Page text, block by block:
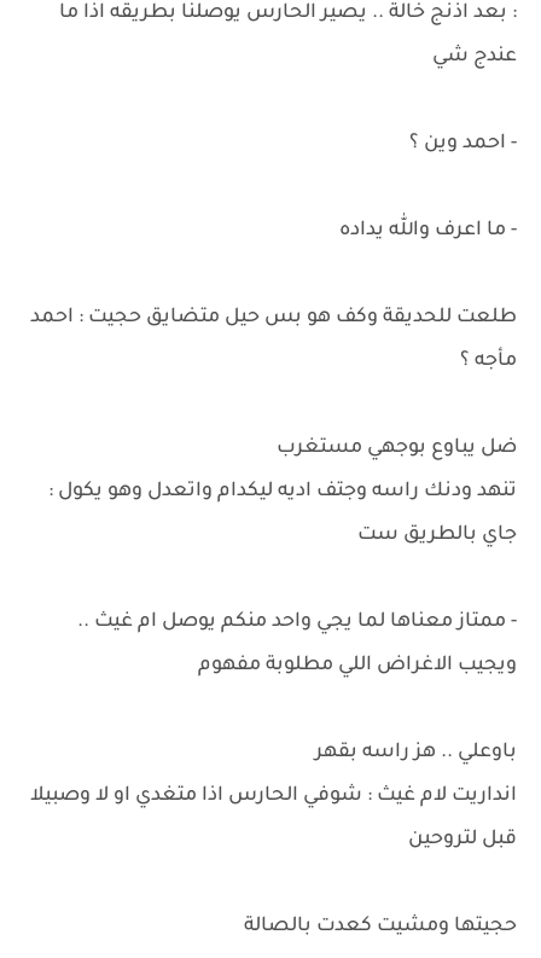
: بعد اذنج خالة .. يصير الحارس يوصلنا بطريقه اذا ما
عندج شي
- احمد وين ؟
- ما اعرف والله يداده
طلعت للحديقة وكف هو بس حيل متضايق حجيت : احمد
مأجه ؟
ضل يباوع بوجهي مستغرب
تنهد ودنك راسه وجتف اديه ليكدام واتعدل وهو يكول :
جاي بالطريق ست
- ممتاز معناها لما يجي واحد منكم يوصل ام غيث ..
ويجيب الاغراض اللي مطلوبة مفهوم
باوعلي .. هز راسه بقهر
انداريت لام غيث : شوفي الحارس اذا متغدي او لا وصبيلا
قبل لتروحين
حجيتها ومشيت كعدت بالصالة